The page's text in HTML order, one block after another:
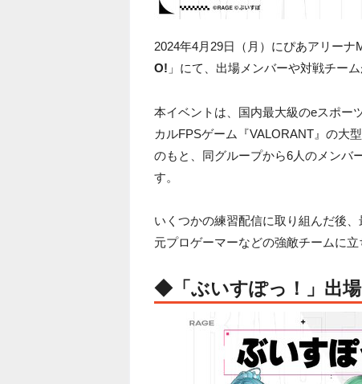
2024年4月29日（月）にぴあアリーナ
O! 」にて、出場メンバーや対戦チー
本イベントは、国内最大級のeスポー
カルFPSゲーム『VALORANT』の大
のもと、同グループから6人のメンバ
す。
いくつかの練習配信に取り組んだ後
元プロゲーマーなどの強敵チームに
◆「ぶいすぽっ！」出